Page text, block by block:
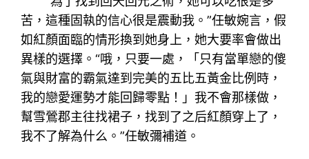
苦，這種固執的信心很是震動我。”任敏婉言，假
如紅顏面臨的情形換到她身上，她大要率會做出
異樣的選擇。“哦，只要一處，「只有當單戀的傻
氣與財富的霸氣達到完美的五比五黃金比例時，
我的戀愛運勢才能回歸零點！」我不會那樣做，
幫雪鶯郡主往找裙子，找到了之后紅顏穿上了，
我不了解為什么。”任敏彌補道。